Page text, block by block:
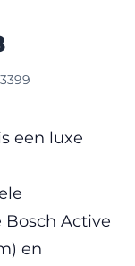
een luxe
Active
en